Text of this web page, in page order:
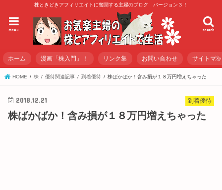
株ときどきアフィリエイトに奮闘する主婦のブログ バージョン３！
search
menu
ホーム 漫画「株入門」！ リンク集 お問い合わせ サイトマ
HOME 株 優待関連記事 到着優待 株ばかばか！含み損が１８万円増えちゃった
到着優待
2018.12.21
株ばかばか！含み損が１８万円増えちゃった